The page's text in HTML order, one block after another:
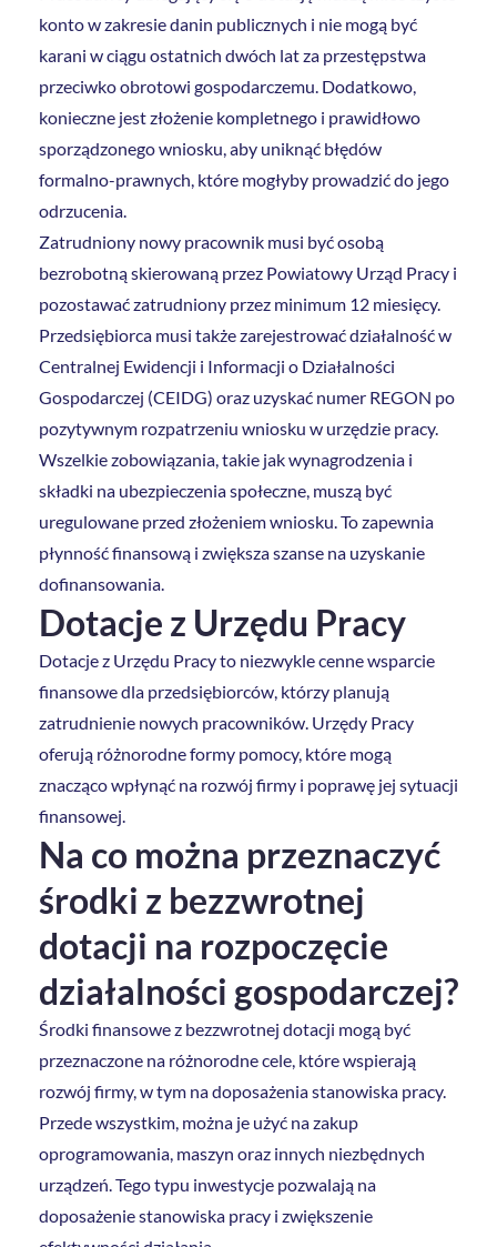
konto w zakresie danin publicznych i nie mogą być
karani w ciągu ostatnich dwóch lat za przestępstwa
przeciwko obrotowi gospodarczemu. Dodatkowo,
konieczne jest złożenie kompletnego i prawidłowo
sporządzonego wniosku, aby uniknąć błędów
formalno-prawnych, które mogłyby prowadzić do jego
odrzucenia.
Zatrudniony nowy pracownik musi być osobą
bezrobotną skierowaną przez Powiatowy Urząd Pracy i
pozostawać zatrudniony przez minimum 12 miesięcy.
Przedsiębiorca musi także zarejestrować działalność w
Centralnej Ewidencji i Informacji o Działalności
Gospodarczej (CEIDG) oraz uzyskać numer REGON po
pozytywnym rozpatrzeniu wniosku w urzędzie pracy.
Wszelkie zobowiązania, takie jak wynagrodzenia i
składki na ubezpieczenia społeczne, muszą być
uregulowane przed złożeniem wniosku. To zapewnia
płynność finansową i zwiększa szanse na uzyskanie
dofinansowania.
Dotacje z Urzędu Pracy
Dotacje z Urzędu Pracy to niezwykle cenne wsparcie
finansowe dla przedsiębiorców, którzy planują
zatrudnienie nowych pracowników. Urzędy Pracy
oferują różnorodne formy pomocy, które mogą
znacząco wpłynąć na rozwój firmy i poprawę jej sytuacji
finansowej.
Na co można przeznaczyć
środki z bezzwrotnej
dotacji na rozpoczęcie
działalności gospodarczej?
Środki finansowe z bezzwrotnej dotacji mogą być
przeznaczone na różnorodne cele, które wspierają
rozwój firmy, w tym na doposażenia stanowiska pracy.
Przede wszystkim, można je użyć na zakup
oprogramowania, maszyn oraz innych niezbędnych
urządzeń. Tego typu inwestycje pozwalają na
doposażenie stanowiska pracy i zwiększenie